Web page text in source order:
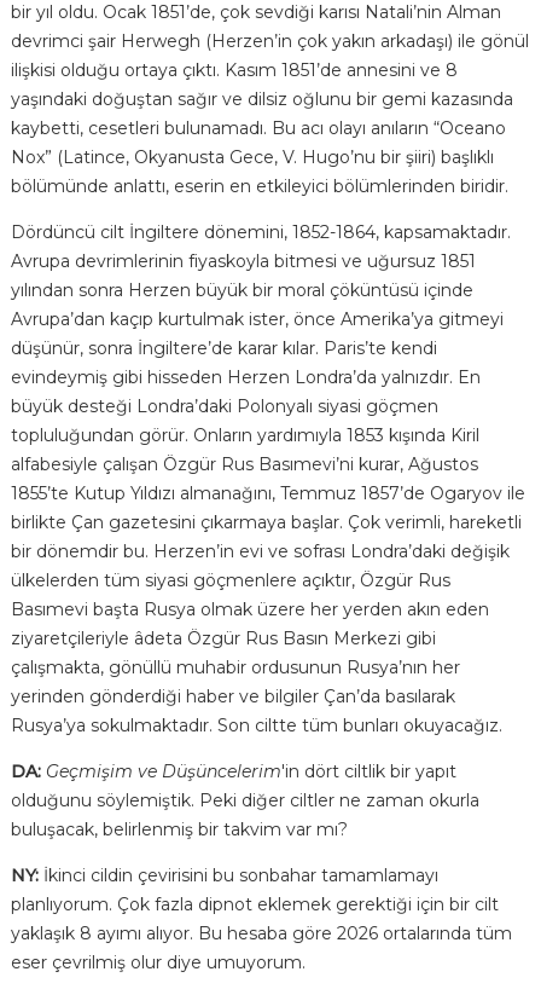
bir yıl oldu. Ocak 1851’de, çok sevdiği karısı Natali’nin Alman
devrimci şair Herwegh (Herzen’in çok yakın arkadaşı) ile gönül
ilişkisi olduğu ortaya çıktı. Kasım 1851’de annesini ve 8
yaşındaki doğuştan sağır ve dilsiz oğlunu bir gemi kazasında
kaybetti, cesetleri bulunamadı. Bu acı olayı anıların “Oceano
Nox” (Latince, Okyanusta Gece, V. Hugo’nu bir şiiri) başlıklı
bölümünde anlattı, eserin en etkileyici bölümlerinden biridir.
Dördüncü cilt İngiltere dönemini, 1852-1864, kapsamaktadır.
Avrupa devrimlerinin fiyaskoyla bitmesi ve uğursuz 1851
yılından sonra Herzen büyük bir moral çöküntüsü içinde
Avrupa’dan kaçıp kurtulmak ister, önce Amerika’ya gitmeyi
düşünür, sonra İngiltere’de karar kılar. Paris’te kendi
evindeymiş gibi hisseden Herzen Londra’da yalnızdır. En
büyük desteği Londra’daki Polonyalı siyasi göçmen
topluluğundan görür. Onların yardımıyla 1853 kışında Kiril
alfabesiyle çalışan Özgür Rus Basımevi’ni kurar, Ağustos
1855’te Kutup Yıldızı almanağını, Temmuz 1857’de Ogaryov ile
birlikte Çan gazetesini çıkarmaya başlar. Çok verimli, hareketli
bir dönemdir bu. Herzen’in evi ve sofrası Londra’daki değişik
ülkelerden tüm siyasi göçmenlere açıktır, Özgür Rus
Basımevi başta Rusya olmak üzere her yerden akın eden
ziyaretçileriyle âdeta Özgür Rus Basın Merkezi gibi
çalışmakta, gönüllü muhabir ordusunun Rusya’nın her
yerinden gönderdiği haber ve bilgiler Çan’da basılarak
Rusya’ya sokulmaktadır. Son ciltte tüm bunları okuyacağız.
DA: Geçmişim ve Düşüncelerim'in dört ciltlik bir yapıt
olduğunu söylemiştik. Peki diğer ciltler ne zaman okurla
buluşacak, belirlenmiş bir takvim var mı?
NY: İkinci cildin çevirisini bu sonbahar tamamlamayı
planlıyorum. Çok fazla dipnot eklemek gerektiği için bir cilt
yaklaşık 8 ayımı alıyor. Bu hesaba göre 2026 ortalarında tüm
eser çevrilmiş olur diye umuyorum.